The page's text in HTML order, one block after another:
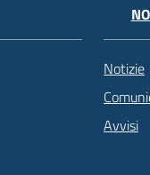
Notizie
Avvisi